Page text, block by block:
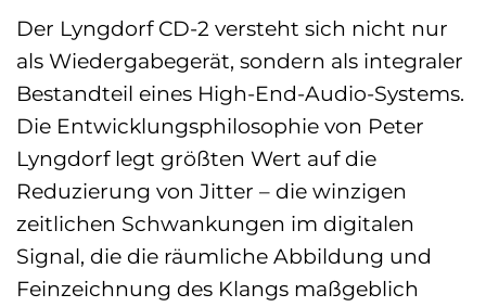
Der Lyngdorf CD-2 versteht sich nicht nur
als Wiedergabegerät, sondern als integraler
Bestandteil eines High-End-Audio-Systems.
Die Entwicklungsphilosophie von Peter
Lyngdorf legt größten Wert auf die
Reduzierung von Jitter – die winzigen
zeitlichen Schwankungen im digitalen
Signal, die die räumliche Abbildung und
Feinzeichnung des Klangs maßgeblich